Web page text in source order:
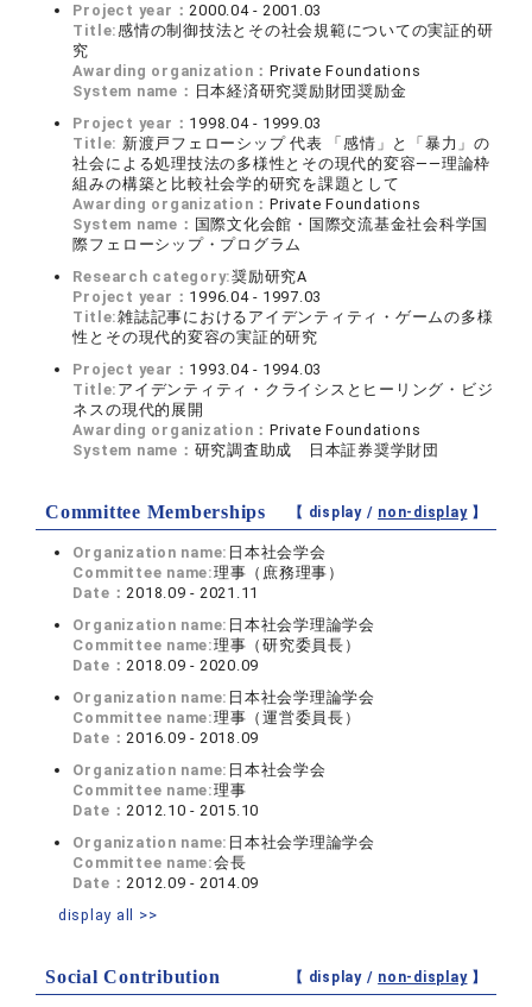
Project year：2000.04 - 2001.03
Title:感情の制御技法とその社会規範についての実証的研
究
Awarding organization：Private Foundations
System name： 日本経済研究奨励財団奨励金
Project year： 1998.04 - 1999.03
Title: 新渡戸フェローシップ 代表 「感情」と「暴力」の
社会による処理技法の多様性とその現代的変容――理論枠
組みの構築と比較社会学的研究を課題として
Awarding organization：Private Foundations
System name： 国際文化会館・国際交流基金社会科学国
際フェローシップ・プログラム
Research category:奨励研究A
Project year： 1996.04 - 1997.03
Title:雑誌記事におけるアイデンティティ・ゲームの多様
性とその現代的変容の実証的研究
Project year： 1993.04 - 1994.03
Title: アイデンティティ・クライシスとヒーリング・ビジ
ネスの現代的展開
Awarding organization：Private Foundations
System name： 研究調査助成 日本証券奨学財団
Committee Memberships 【 display / non-display】
Organization name: 日本社会学会
Committee name:理事（庶務理事）
Date：2018.09 - 2021.11
Organization name: 日本社会学理論学会
Committee name:理事（研究委員長）
Date：2018.09 - 2020.09
Organization name: 日本社会学理論学会
Committee name:理事（運営委員長）
Date：2016.09 - 2018.09
Organization name: 日本社会学会
Committee name:理事
Date：2012.10 - 2015.10
Organization name: 日本社会学理論学会
Committee name:会長
Date：2012.09 - 2014.09
display all >>
Social Contribution 【 display / non-display】